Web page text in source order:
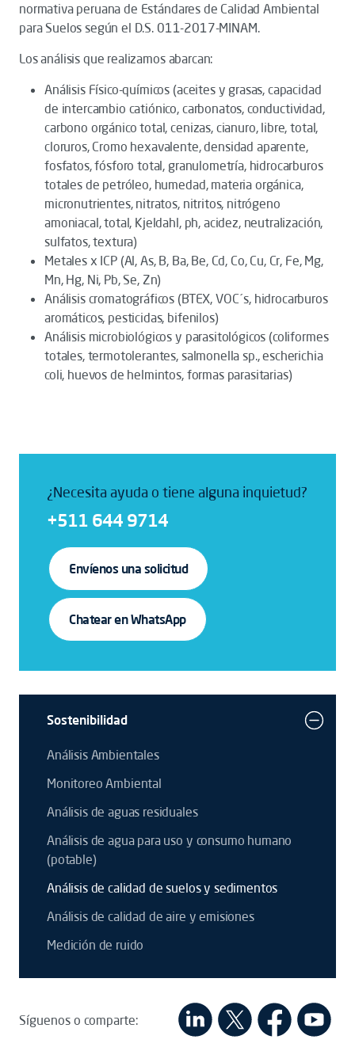
normativa peruana de Estándares de Calidad Ambiental
para Suelos según el D.S. 011-2017-MINAM.
Los análisis que realizamos abarcan:
Análisis Físico-químicos (aceites y grasas, capacidad
de intercambio catiónico, carbonatos, conductividad,
carbono orgánico total, cenizas, cianuro, libre, total,
cloruros, Cromo hexavalente, densidad aparente,
fosfatos, fósforo total, granulometría, hidrocarburos
totales de petróleo, humedad, materia orgánica,
micronutrientes, nitratos, nitritos, nitrógeno
amoniacal, total, Kjeldahl, ph, acidez, neutralización,
sulfatos, textura)
Metales x ICP (Al, As, B, Ba, Be, Cd, Co, Cu, Cr, Fe, Mg,
Mn, Hg, Ni, Pb, Se, Zn)
Análisis cromatográficos (BTEX, VOC´s, hidrocarburos
aromáticos, pesticidas, bifenilos)
Análisis microbiológicos y parasitológicos (coliformes
totales, termotolerantes, salmonella sp., escherichia
coli, huevos de helmintos, formas parasitarias)
¿Necesita ayuda o tiene alguna inquietud?
+511 644 9714
Envíenos una solicitud
Chatear en WhatsApp
Sostenibilidad
Análisis Ambientales
Monitoreo Ambiental
Análisis de aguas residuales
Análisis de agua para uso y consumo humano
(potable)
Análisis de calidad de suelos y sedimentos
Análisis de calidad de aire y emisiones
Medición de ruido
Síguenos o comparte: